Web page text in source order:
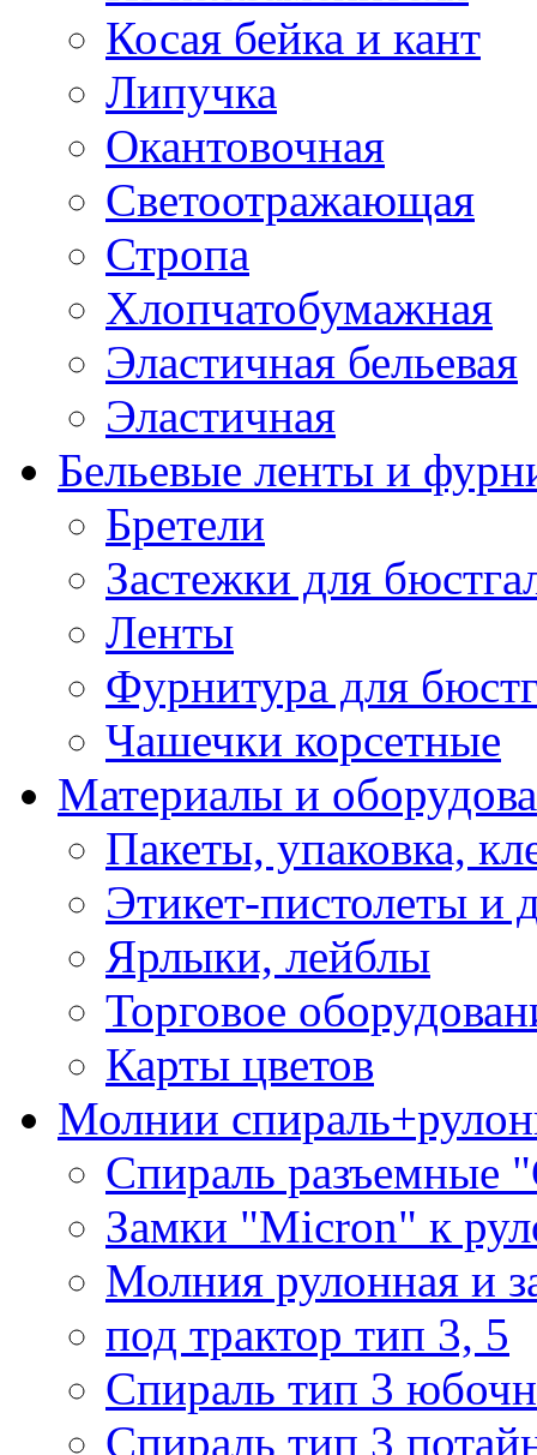
Косая бейка и кант
Липучка
Окантовочная
Светоотражающая
Стропа
Хлопчатобумажная
Эластичная бельевая
Эластичная
Бельевые ленты и
Бретели
Застежки для
Ленты
Фурнитура для
Чашечки корсетные
Материалы и
Пакеты, упаковка,
Этикет-пистолеты и
Ярлыки, лейблы
Торговое
Карты цветов
Молнии
Спираль разъемные
Замки "Micron" к
Молния рулонная и
под трактор тип 3, 5
Спираль тип 3
Спираль тип 3